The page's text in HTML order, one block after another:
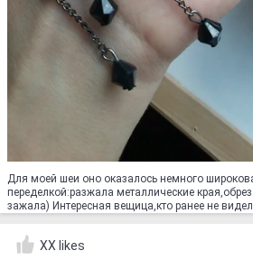
Для моей шеи оно оказалось немного
переделкой:разжала металлические
зажала) Интересная вещица,кто ранее не
XX likes